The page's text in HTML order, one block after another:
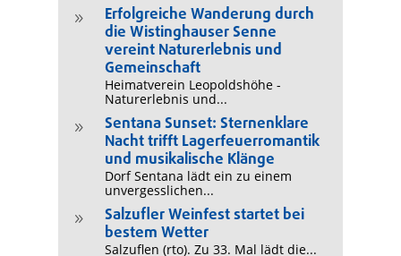
9
Erfolgreiche Wanderung durch
die Wistinghauser Senne
vereint Naturerlebnis und
Gemeinschaft
Heimatverein Leopoldshöhe -
Naturerlebnis und...
9
Sentana Sunset: Sternenklare
Nacht trifft Lagerfeuerromantik
und musikalische Klänge
Dorf Sentana lädt ein zu einem
unvergesslichen...
9
Salzufler Weinfest startet bei
bestem Wetter
Salzuflen (rto). Zu 33. Mal lädt die...